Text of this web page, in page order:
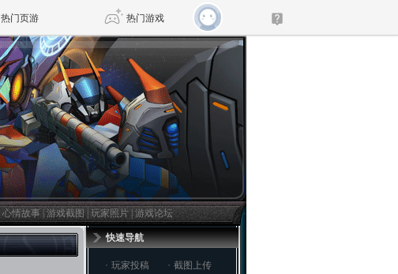
热门页游 热门游戏
魔兽 DNF 传奇4
天堂 剑网3旗舰版 新天龙八部
王权与自由 诛仙世界 仙剑世界
心情故事|游戏截图|玩家照片|游戏论坛
快速导航
・ 玩家投稿 ・ 截图上传